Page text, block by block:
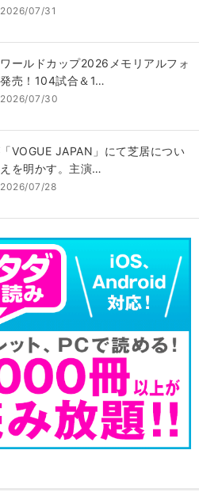
2026/07/31
ワールドカップ2026メモリアルフォ
売！104試合＆1…
2026/07/30
VOGUE JAPAN」にて芝居につい
を明かす。主演…
2026/07/28